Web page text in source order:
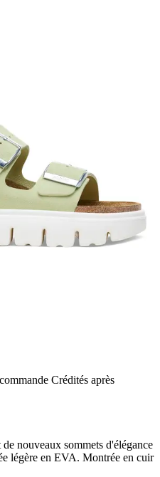
Crédités après
nouveaux sommets d'élégance
légère en EVA. Montrée en cuir